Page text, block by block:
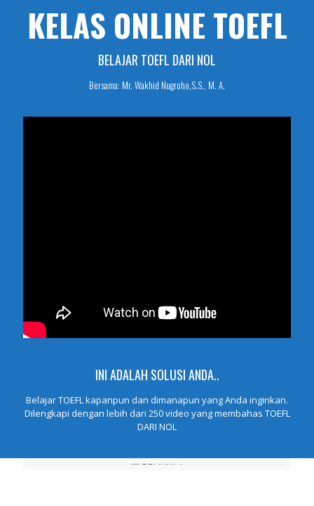
KELAS ONLINE TOEFL
BELAJAR TOEFL DARI NOL
Bersama: Mr. Wakhid Nugroho,S.S., M. A.
INI ADALAH SOLUSI ANDA..
Belajar TOEFL kapanpun dan dimanapun yang Anda inginkan.
Dilengkapi dengan lebih dari 250 video yang membahas TOEFL
DARI NOL